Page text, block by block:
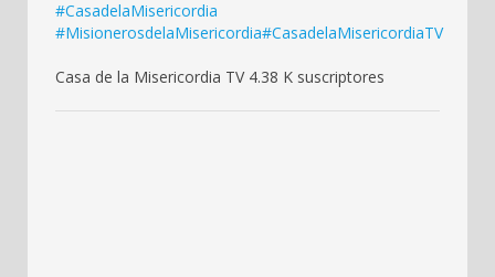
#CasadelaMisericordia
#MisionerosdelaMisericordia#CasadelaMisericordiaTV
Casa de la Misericordia TV 4.38 K suscriptores